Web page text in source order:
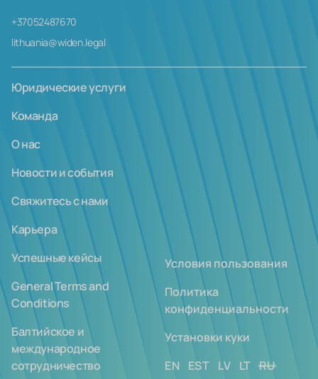
+37052487670
lithuania@widen.legal
Юридические услуги
Команда
О нас
Новости и события
Свяжитесь с нами
Карьера
Успешные кейсы
General Terms and
Conditions
Балтийское и
международное
сотрудничество
Условия пользования
Политика
конфиденциальности
Установки куки
EN
EST LV LT RU